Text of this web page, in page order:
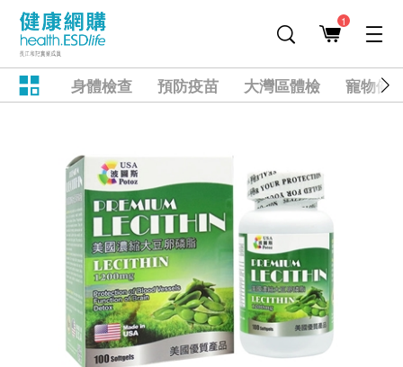
1
身體檢查 預防疫苗 大灣區體檢 寵物健